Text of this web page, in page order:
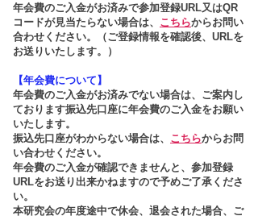
年会費のご入金がお済みで参加登録URL又はQR
コードが見当たらない場合は、 こちらからお問い
合わせください。（ご登録情報を確認後、URLを
お送りいたします。）
【年会費について】
年会費のご入金がお済みでない場合は、ご案内し
ております振込先口座に年会費のご入金をお願い
いたします。
振込先口座がわからない場合は、 こちらからお問
い合わせください。
年会費のご入金が確認できませんと、参加登録
URLをお送り出来かねますので予めご了承くださ
い。
本研究会の年度途中で休会、退会された場合、ご